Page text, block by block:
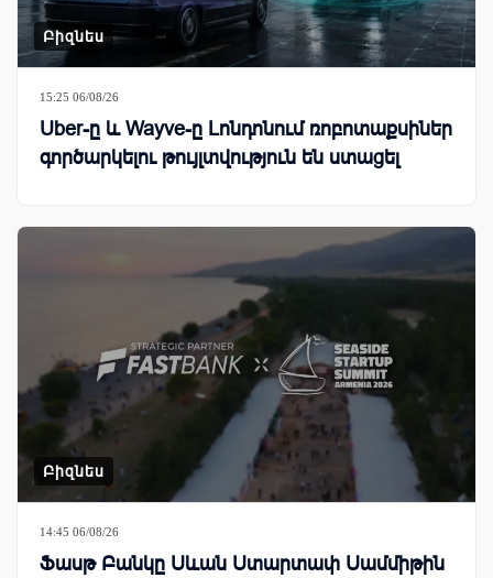
Բիզնես
15:25 06/08/26
Uber-ը և Wayve-ը Լոնդոնում ռոբոտաքսիներ
գործարկելու թույլտվություն են ստացել
Բիզնես
14:45 06/08/26
Ֆասթ Բանկը Սևան Ստարտափ Սամմիթին